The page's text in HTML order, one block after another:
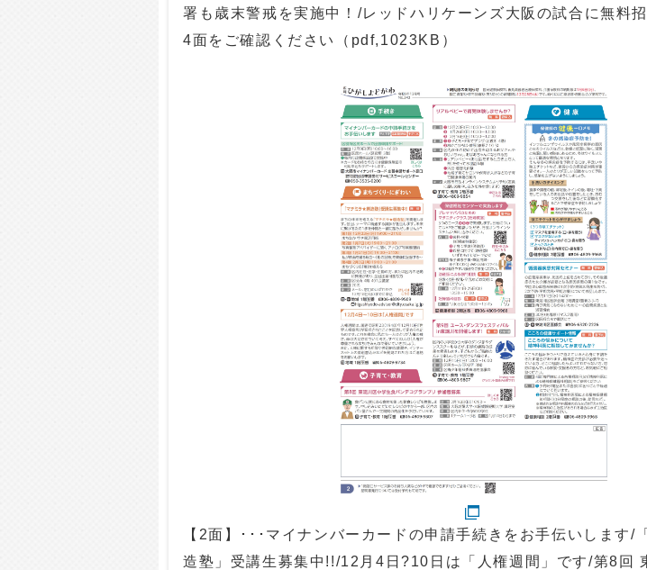
署も歳末警戒を実施中！/レッドハリケーンズ大阪の試合に無料
4面をご確認ください（pdf,1023KB）
【2面】･･･マイナンバーカードの申請手続きをお手伝いします/
造塾」受講生募集中!!/12月4日?10日は「人権週間」です/第8回